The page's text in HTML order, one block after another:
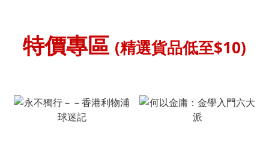
特價專區 (精選貨品低至$10)